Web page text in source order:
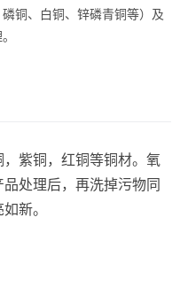
铜、白铜、锌磷青铜等）及
紫铜，红铜等铜材。氧
处理后，再洗掉污物同
新。